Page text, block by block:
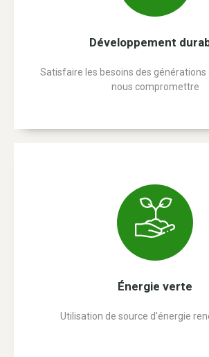
Développement
Satisfaire les besoins des générations
nous compromettre
Énergie verte
Utilisation de source d'énergie